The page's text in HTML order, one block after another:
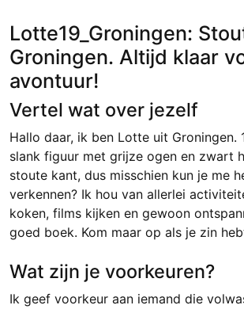
Lotte19_Groningen:
Groningen. Altijd klaar
avontuur!
Vertel wat over jezelf
Hallo daar, ik ben Lotte uit Groningen.
slank figuur met grijze ogen en zwart
stoute kant, dus misschien kun je me
verkennen? Ik hou van allerlei
koken, films kijken en gewoon
goed boek. Kom maar op als je zin
Wat zijn je voorkeuren?
Ik geef voorkeur aan iemand die